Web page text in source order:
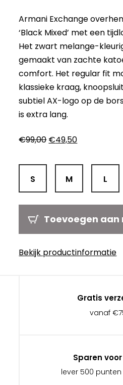
Armani Exchange
‘Black Mixed’ met een
Het zwart melange-
gemaakt van zachte
comfort. Het regular fit
klassieke kraag,
subtiel AX-logo op de
is extra lang.
€99,00 Oorspronkelijke
was:
€99,00.
€49,50Huidige
is:
€49,50.
S M L
Toevoegen aan
Bekijk productinformatie
Gratis
vanaf
Sparen
lever 500